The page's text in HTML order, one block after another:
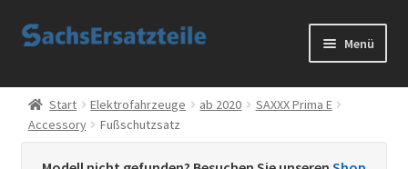
Zur
Zum
Menü
Start
AGB
Start Elektrofahrzeuge ab 2020
SAXXX Prima E
Accessory
Fußschutzsatz